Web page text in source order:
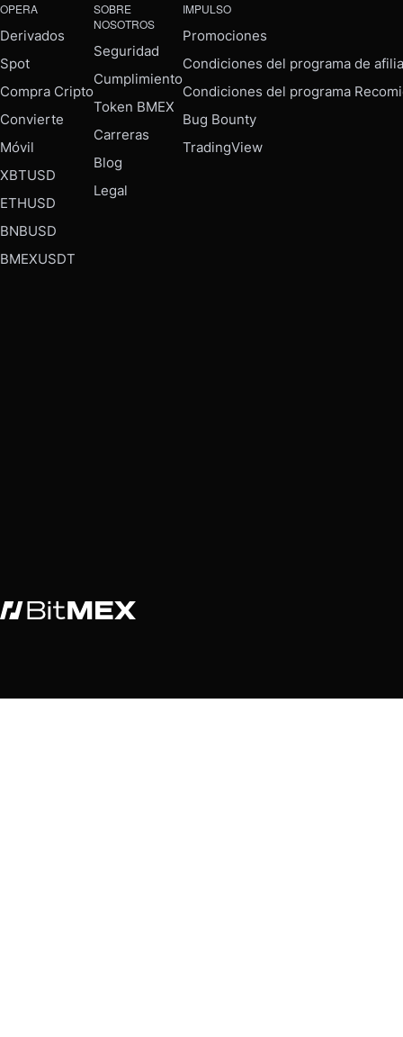
OPERA
Derivados
Spot
Compra Cripto
Convierte
Móvil
XBTUSD
ETHUSD
BNBUSD
BMEXUSDT
SOBRE
NOSOTROS
Seguridad
Cumplimiento
Token BMEX
Carreras
Blog
Legal
IMPULSO
Promociones
Condiciones del programa de
Condiciones del programa
Bug Bounty
TradingView